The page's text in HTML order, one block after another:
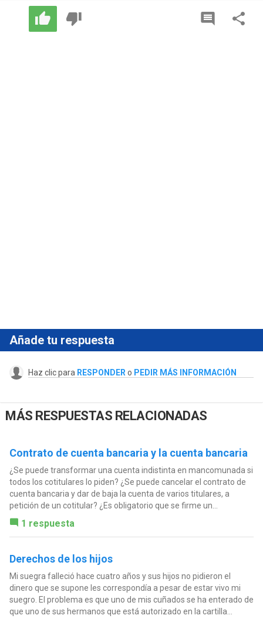
Añade tu respuesta
Haz clic para RESPONDER o PEDIR MÁS INFORMACIÓN
MÁS RESPUESTAS RELACIONADAS
Contrato de cuenta bancaria y la cuenta bancaria
¿Se puede transformar una cuenta indistinta en mancomunada si
todos los cotitulares lo piden? ¿Se puede cancelar el contrato de
cuenta bancaria y dar de baja la cuenta de varios titulares, a
petición de un cotitular? ¿Es obligatorio que se firme un...
1 respuesta
Derechos de los hijos
Mi suegra falleció hace cuatro años y sus hijos no pidieron el
dinero que se supone les correspondía a pesar de estar vivo mi
suegro. El problema es que uno de mis cuñados se ha enterado de
que uno de sus hermanos que está autorizado en la cartilla...